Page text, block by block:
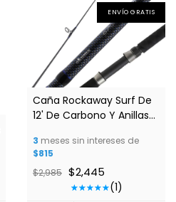
1/4
ENVÍO GRATIS
Caña Rockaway Surf De
12' De Carbono Y Anillas
3 meses sin intereses de
$815
$2,985 $2,445
(1)